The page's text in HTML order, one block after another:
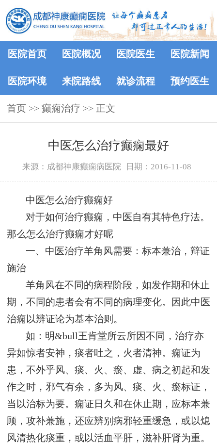
医院首页 医院概况 医院医生 医院新闻
医院环境 来院路线 就诊流程 预约医生
首页 >> 癫痫治疗 >> 正文
中医怎么治疗癫痫最好
来源：成都神康癫痫病医院 日期：2016-11-08
中医怎么治疗癫痫好
对于如何治疗癫痫，中医自有其特色疗法。
那么怎么治疗癫痫才好呢
一、中医治疗羊角风需要：标本兼治，辩证
施治
羊角风在不同的病程阶段，如发作期和休止
期，不同的患者会有不同的病理变化。因此中医
治痫以辨证论为基本治则。
如：明&bull王肯堂所云所因不同，治疗亦
异如惊者安神，痰者吐之，火者清神。痫证为
患，不外乎风、痰、火、瘀、虚、病之初起和发
作之时，邪气有余，多为风、痰、火、瘀标证，
当以治标为要。痫证日久和在休止期，应标本兼
顾，攻补兼施，还应辨别病邪轻重缓急，或以熄
风清热化痰重，或以活血平肝，滋补肝肾为重。